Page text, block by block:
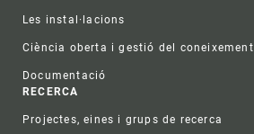
Les instal·lacions
Ciència oberta i gestió del coneixement
Documentació
RECERCA
Projectes, eines i grups de recerca